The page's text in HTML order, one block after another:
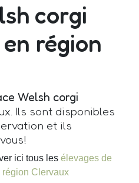
corgi
région
Welsh corgi
Ils sont disponibles
et ils
ici tous les élevages de
Clervaux